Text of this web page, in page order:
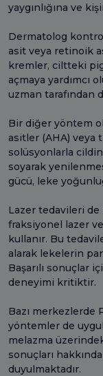
yaygınlığına ve
Dermatolog
asit veya retinoik
kremler, ciltteki
açmaya yardımcı
uzman tarafından
Bir diğer yöntem
asitler (AHA) veya
solüsyonlarla
soyarak
gücü, leke
Lazer tedavileri
fraksiyonel lazer
kullanır. Bu
alarak lekelerin
Başarılı sonuçlar
deneyimi kritiktir.
Bazı merkezlerde
yöntemler de
melazma
sonuçları
duyulmaktadır.